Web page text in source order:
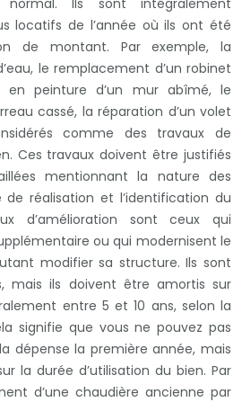
locatifs de l’année où ils ont été
de montant. Par exemple, la
le remplacement d’un robinet
en peinture d’un mur abîmé, le
cassé, la réparation d’un volet
comme des travaux de
Ces travaux doivent être justifiés
mentionnant la nature des
réalisation et l’identification du
d’amélioration sont ceux qui
ou qui modernisent le
modifier sa structure. Ils sont
mais ils doivent être amortis sur
entre 5 et 10 ans, selon la
signifie que vous ne pouvez pas
dépense la première année, mais
la durée d’utilisation du bien. Par
d’une chaudière ancienne par